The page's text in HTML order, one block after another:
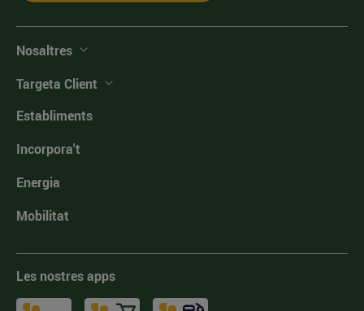
Nosaltres
Targeta Client
Establiments
Incorpora't
Energia
Mobilitat
Les nostres apps